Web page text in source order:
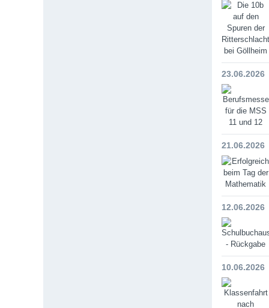
23.06.2026
21.06.2026
12.06.2026
10.06.2026